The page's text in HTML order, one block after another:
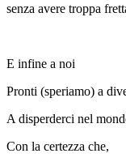
senza avere troppa
E infine a noi
Pronti (speriamo) a
A disperderci nel
Con la certezza che,